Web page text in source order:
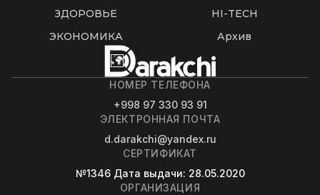
ЗДОРОВЬЕ
HI-TECH
ЭКОНОМИКА
Архив
НОМЕР ТЕЛЕФОНА
+998 97 330 93 91
ЭЛЕКТРОННАЯ ПОЧТА
d.darakchi@yandex.ru
СЕРТИФИКАТ
№1346 Дата выдачи: 28.05.2020
ОРГАНИЗАЦИЯ